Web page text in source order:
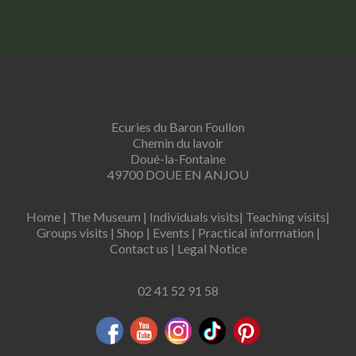
Ecuries du Baron Foullon
Chemin du lavoir
Doué-la-Fontaine
49700 DOUE EN ANJOU
Home | The Museum | Individuals visits| Teaching visits|
Groups visits | Shop | Events | Practical information |
Contact us | Legal Notice
02 41 52 91 58